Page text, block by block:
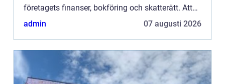
företagets finanser, bokföring och skatterätt. Att
hitta rätt redovisningsbyrå kan vara avgörande för
admin 07 augusti 2026